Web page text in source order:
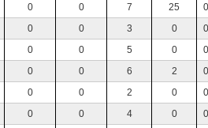
0 0 7 25
0 0 3 0
0 0 5 0
0 0 6 2
0 0 2 0
0 0 4 0